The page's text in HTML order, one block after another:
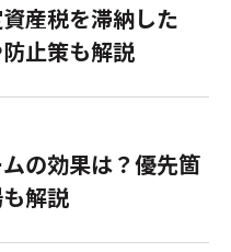
産税を滞納した
止策も解説
の効果は？優先箇
解説